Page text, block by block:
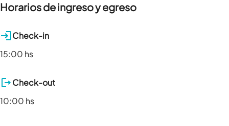
Horarios de ingreso y egreso
Check-in
15:00 hs
Check-out
10:00 hs